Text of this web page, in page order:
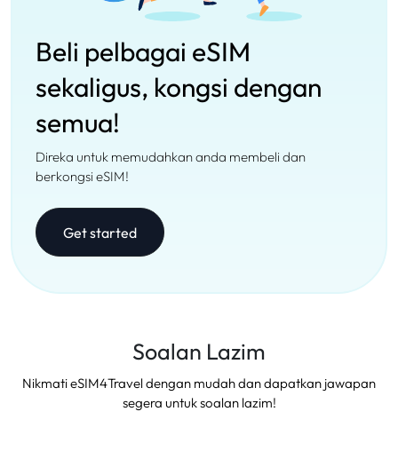
Beli pelbagai eSIM
sekaligus, kongsi dengan
semua!
Direka untuk memudahkan anda membeli dan
berkongsi eSIM!
Get started
Soalan Lazim
Nikmati eSIM4Travel dengan mudah dan dapatkan jawapan
segera untuk soalan lazim!